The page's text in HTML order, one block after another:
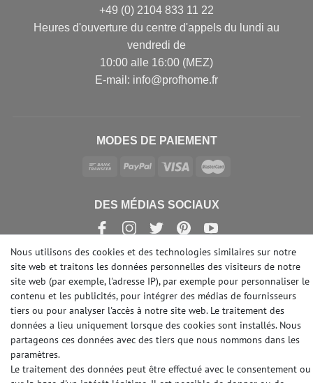
+49 (0) 2104 833 11 22
Heures d'ouverture du centre d'appels du lundi au
vendredi de
10:00 alle 16:00 (MEZ)
E-mail: info@profhome.fr
MODES DE PAIEMENT
DES MÉDIAS SOCIAUX
© Copyright 2026 | e-Delux GmbH
Nous utilisons des cookies et des technologies similaires sur notre
site web et traitons les données personnelles des visiteurs de notre
site web (par exemple, l'adresse IP), par exemple pour personnaliser le
contenu et les publicités, pour intégrer des médias de fournisseurs
tiers ou pour analyser l'accès à notre site web. Le traitement des
données a lieu uniquement lorsque des cookies sont installés. Nous
partageons ces données avec des tiers que nous nommons dans les
paramètres.
Le traitement des données peut être effectué avec le consentement ou